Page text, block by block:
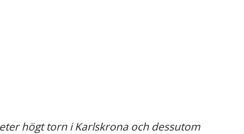
högt torn i Karlskrona och dessutom